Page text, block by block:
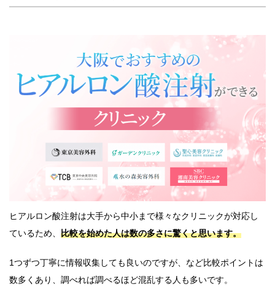
ヒアルロン酸注射は大手から中小まで様々なクリニックが対応し
ているため、 比較を始めた人は数の多さに驚くと思います。
1つずつ丁寧に情報収集しても良いのですが、など比較ポイントは
数多くあり、調べれば調べるほど混乱する人も多いです。